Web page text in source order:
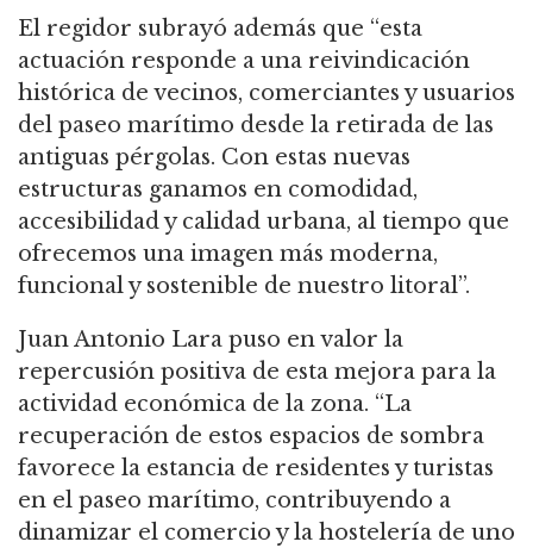
El regidor subrayó además que “esta
actuación responde a una reivindicación
histórica de vecinos, comerciantes y usuarios
del paseo marítimo desde la retirada de las
antiguas pérgolas. Con estas nuevas
estructuras ganamos en comodidad,
accesibilidad y calidad urbana, al tiempo que
ofrecemos una imagen más moderna,
funcional y sostenible de nuestro litoral”.
Juan Antonio Lara puso en valor la
repercusión positiva de esta mejora para la
actividad económica de la zona. “La
recuperación de estos espacios de sombra
favorece la estancia de residentes y turistas
en el paseo marítimo, contribuyendo a
dinamizar el comercio y la hostelería de uno